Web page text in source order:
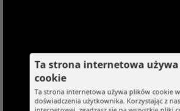
Ta strona internetowa
cookie
Ta strona internetowa używa plików cookie
doświadczenia użytkownika. Korzystając z